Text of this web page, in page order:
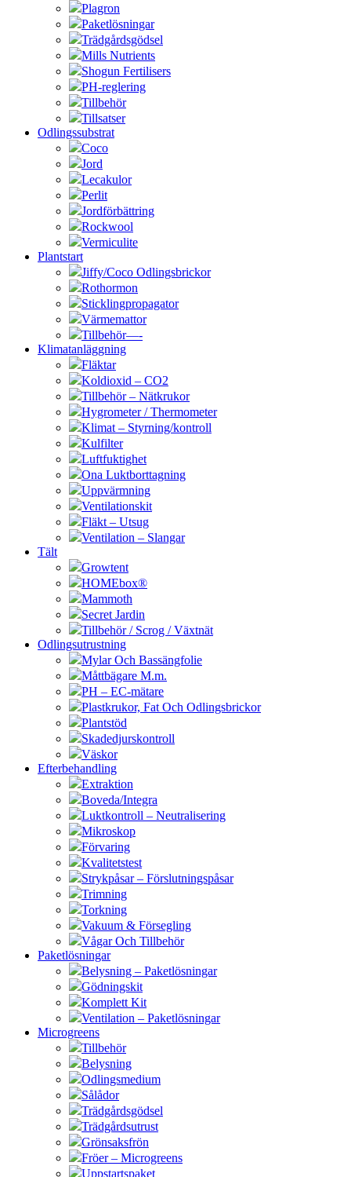
Plagron
Paketlösningar
Trädgårdsgödsel
Mills Nutrients
Shogun Fertilisers
PH-reglering
Tillbehör
Tillsatser
Odlingssubstrat
Coco
Jord
Lecakulor
Perlit
Jordförbättring
Rockwool
Vermiculite
Plantstart
Jiffy/Coco Odlingsbrickor
Rothormon
Sticklingpropagator
Värmemattor
Tillbehör—-
Klimatanläggning
Fläktar
Koldioxid – CO2
Tillbehör – Nätkrukor
Hygrometer / Thermometer
Klimat – Styrning/kontroll
Kulfilter
Luftfuktighet
Ona Luktborttagning
Uppvärmning
Ventilationskit
Fläkt – Utsug
Ventilation – Slangar
Tält
Growtent
HOMEbox®
Mammoth
Secret Jardin
Tillbehör / Scrog / Växtnät
Odlingsutrustning
Mylar Och Bassängfolie
Måttbägare M.m.
PH – EC-mätare
Plastkrukor, Fat Och Odlingsbrickor
Plantstöd
Skadedjurskontroll
Väskor
Efterbehandling
Extraktion
Boveda/Integra
Luktkontroll – Neutralisering
Mikroskop
Förvaring
Kvalitetstest
Strykpåsar – Förslutningspåsar
Trimning
Torkning
Vakuum & Försegling
Vågar Och Tillbehör
Paketlösningar
Belysning – Paketlösningar
Gödningskit
Komplett Kit
Ventilation – Paketlösningar
Microgreens
Tillbehör
Belysning
Odlingsmedium
Sålådor
Trädgårdsgödsel
Trädgårdsutrust
Grönsaksfrön
Fröer – Microgreens
Uppstartspaket